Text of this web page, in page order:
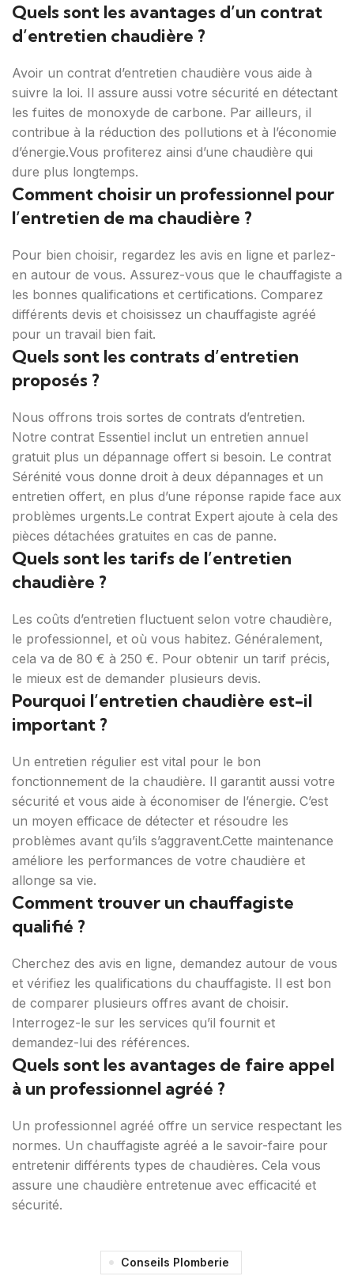
Quels sont les avantages d’un contrat
d’entretien chaudière ?
Avoir un contrat d’entretien chaudière vous aide à
suivre la loi. Il assure aussi votre sécurité en détectant
les fuites de monoxyde de carbone. Par ailleurs, il
contribue à la réduction des pollutions et à l’économie
d’énergie.Vous profiterez ainsi d’une chaudière qui
dure plus longtemps.
Comment choisir un professionnel pour
l’entretien de ma chaudière ?
Pour bien choisir, regardez les avis en ligne et parlez-
en autour de vous. Assurez-vous que le chauffagiste a
les bonnes qualifications et certifications. Comparez
différents devis et choisissez un chauffagiste agréé
pour un travail bien fait.
Quels sont les contrats d’entretien
proposés ?
Nous offrons trois sortes de contrats d’entretien.
Notre contrat Essentiel inclut un entretien annuel
gratuit plus un dépannage offert si besoin. Le contrat
Sérénité vous donne droit à deux dépannages et un
entretien offert, en plus d’une réponse rapide face aux
problèmes urgents.Le contrat Expert ajoute à cela des
pièces détachées gratuites en cas de panne.
Quels sont les tarifs de l’entretien
chaudière ?
Les coûts d’entretien fluctuent selon votre chaudière,
le professionnel, et où vous habitez. Généralement,
cela va de 80 € à 250 €. Pour obtenir un tarif précis,
le mieux est de demander plusieurs devis.
Pourquoi l’entretien chaudière est-il
important ?
Un entretien régulier est vital pour le bon
fonctionnement de la chaudière. Il garantit aussi votre
sécurité et vous aide à économiser de l’énergie. C’est
un moyen efficace de détecter et résoudre les
problèmes avant qu’ils s’aggravent.Cette maintenance
améliore les performances de votre chaudière et
allonge sa vie.
Comment trouver un chauffagiste
qualifié ?
Cherchez des avis en ligne, demandez autour de vous
et vérifiez les qualifications du chauffagiste. Il est bon
de comparer plusieurs offres avant de choisir.
Interrogez-le sur les services qu’il fournit et
demandez-lui des références.
Quels sont les avantages de faire appel
à un professionnel agréé ?
Un professionnel agréé offre un service respectant les
normes. Un chauffagiste agréé a le savoir-faire pour
entretenir différents types de chaudières. Cela vous
assure une chaudière entretenue avec efficacité et
sécurité.
Conseils Plomberie